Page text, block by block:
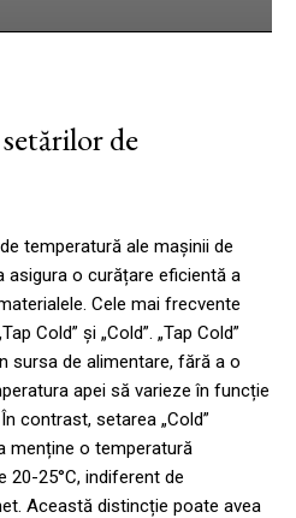
de
temperatură ale mașinii de
asigura o curățare eficientă a
Cele mai frecvente
Cold” și „Cold”. „Tap Cold”
sursa de alimentare, fără a o
apei să varieze în funcție
contrast, setarea „Cold”
menține o temperatură
20-25°C, indiferent de
Această distincție poate avea